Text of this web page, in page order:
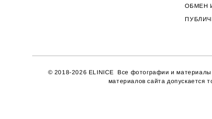
ОБМЕН
© 2018-2026 ELINICE Все фотографии и
материалов сайта допускается